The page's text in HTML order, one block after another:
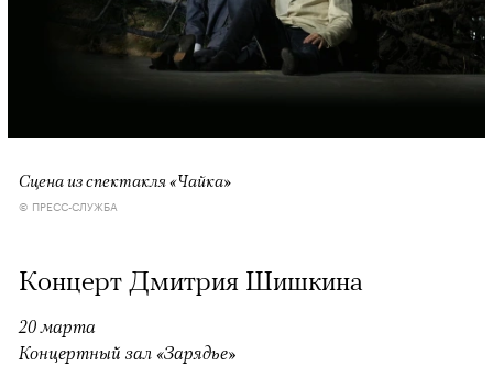
Сцена из спектакля «Чайка»
© ПРЕСС-СЛУЖБА
Концерт Дмитрия Шишкина
20 марта
Концертный зал «Зарядье»